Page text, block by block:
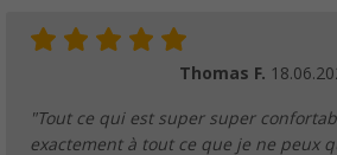
Thomas F.
"Tout ce qui est super super
exactement à tout ce que je ne peux